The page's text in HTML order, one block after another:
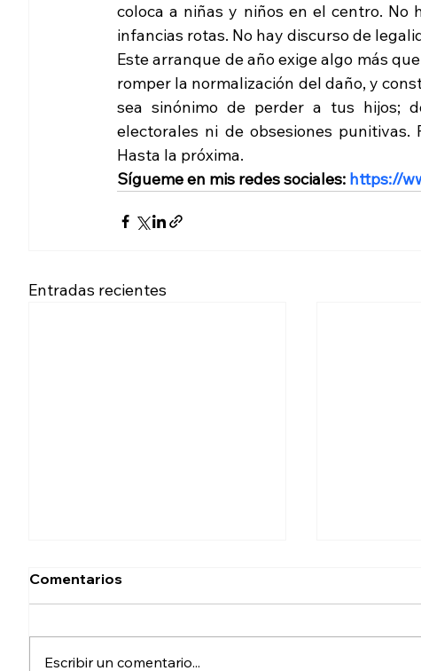
coloca a niñas y niños en el centro.
infancias rotas. No hay discurso de
Este arranque de año exige algo más
romper la normalización del daño, y
sea sinónimo de perder a tus hijos;
electorales ni de obsesiones punitivas.
Hasta la próxima.
Sígueme en mis redes sociales: https://
Entradas recientes
Comentarios
Escribir un comentario...